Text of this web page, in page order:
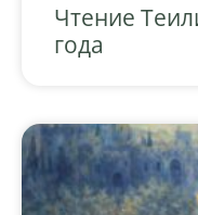
Чтение
года